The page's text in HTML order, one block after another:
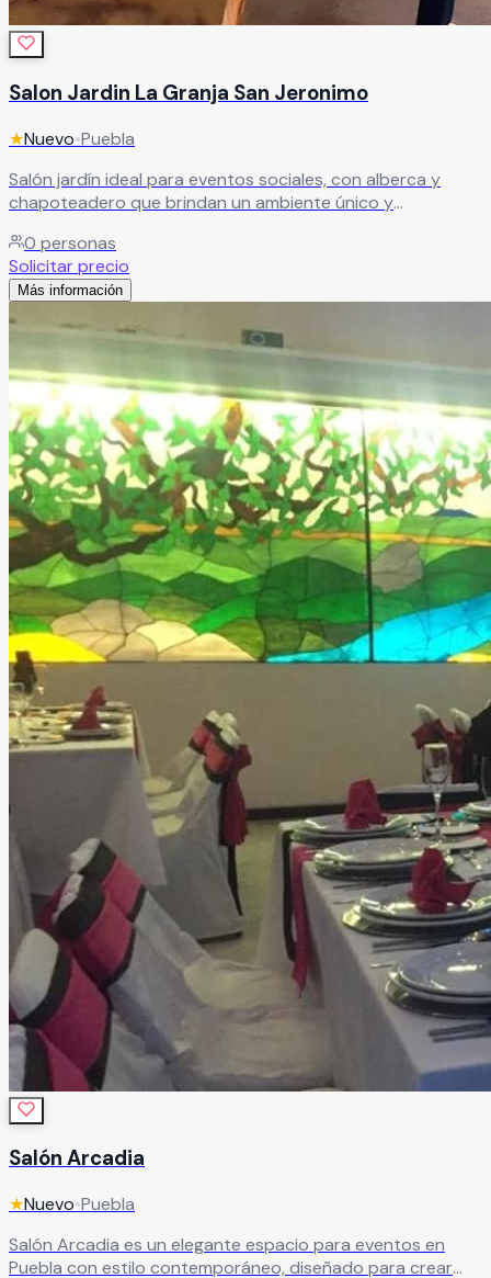
Salon Jardin La Granja San Jeronimo
★Nuevo•Puebla
Salón jardín ideal para eventos sociales, con alberca y
chapoteadero que brindan un ambiente único y
alimentos, adaptados a tus necesidades.
0 personas
Solicitar precio
Más información
Salón Arcadia
★Nuevo•Puebla
Salón Arcadia es un elegante espacio para eventos en
Puebla con estilo contemporáneo, diseñado para crear